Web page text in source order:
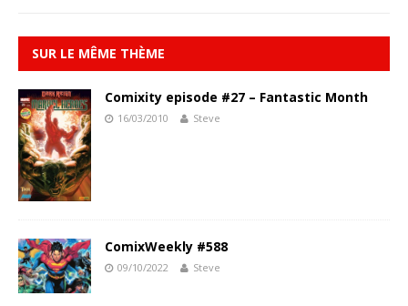
SUR LE MÊME THÈME
Comixity episode #27 – Fantastic Month
16/03/2010 Steve
ComixWeekly #588
09/10/2022 Steve